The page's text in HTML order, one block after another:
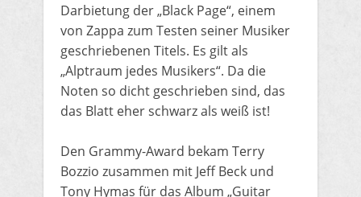
Darbietung der „Black Page“, einem
von Zappa zum Testen seiner Musiker
geschriebenen Titels. Es gilt als
„Alptraum jedes Musikers“. Da die
Noten so dicht geschrieben sind, das
das Blatt eher schwarz als weiß ist!
Den Grammy-Award bekam Terry
Bozzio zusammen mit Jeff Beck und
Tony Hymas für das Album „Guitar